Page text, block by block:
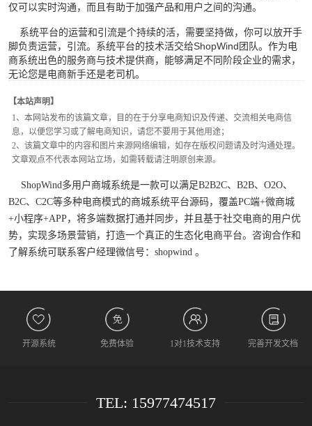
仅可以实时沟通，而且有助于加强产品和用户之间的沟通。
系统平台的运营和引流是个持续的活，需要坚持做，你可以放开手
脚负责运营，引流。系统平台的技术活交给ShopWind团队。 作为电
商系统出色的服务商与技术提供商，能够满足不同阶段企业的需求，
无论您是电商新手还是老司机。
【本站声明】
1、本网站发布的该篇文章，目的在于分享电商知识及传递、交流相关电商信
息，以便您学习或了解电商知识，请您不要用于其他用途；
2、该篇文章中的内容和图片来源网络编辑，如存在版权问题请及时沟通处理。
文章观点不代表本网站立场，如需转载请注明原创来源。
ShopWind多用户商城系统是一款可以满足B2B2C、B2B、O2O、
B2C、C2C等多种电商模式的商城系统平台源码，覆盖PC端+微商城
+小程序+APP，将多端数据打通并同步，并且基于社交电商的用户优
势，实现多场景营销，打造一个真正的生态化电商平台。咨询合作和
了解系统可联系客户经理微信号：shopwind 。
开源系统 免费体验 1对1技术支持 完善开发文档
TEL: 15977474517